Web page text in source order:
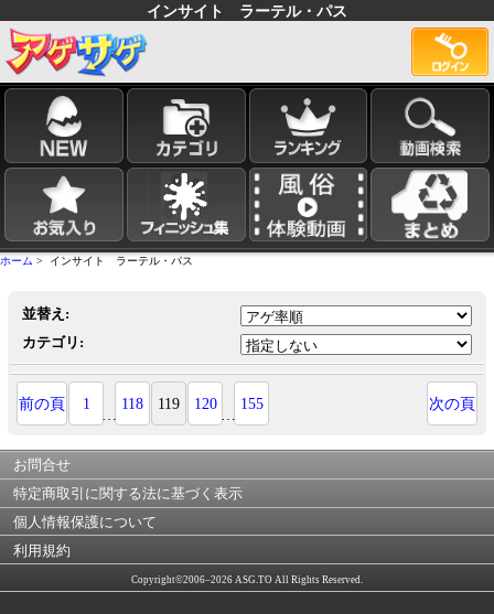
インサイト ラーテル・パス
ホーム > インサイト ラーテル・パス
並替え:
カテゴリ:
前の頁 1
…
118 119 120
…
155 次の頁
お問合せ
特定商取引に関する法に基づく表示
個人情報保護について
利用規約
Copyright©2006–2026 ASG.TO All Rights Reserved.